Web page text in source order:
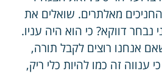
מאלתרים. שואלים את
נבחר דווקא? כי הוא היה עניו.
אנחנו רוצים לקבל תורה,
ענווה זה כמו להיות כלי ריק,